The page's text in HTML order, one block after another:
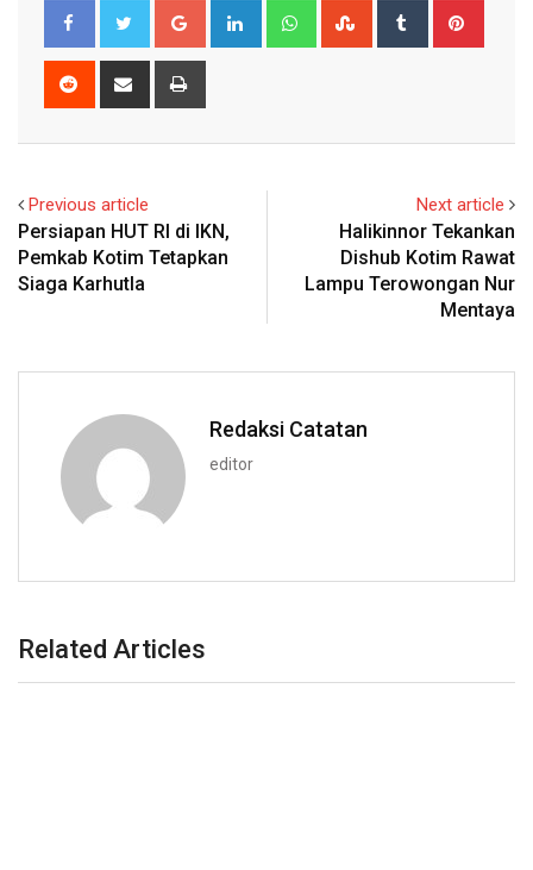
Google+ LinkedIn WhatsappStumbleUpon
Tumblr
Reddit
Share
Previous article
Persiapan HUT RI di IKN,
Pemkab Kotim Tetapkan
Siaga Karhutla
Next article
Halikinnor Tekankan
Dishub Kotim Rawat
Lampu Terowongan Nur
Mentaya
Redaksi Catatan
editor
Related Articles